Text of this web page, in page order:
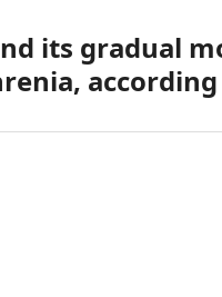
its gradual